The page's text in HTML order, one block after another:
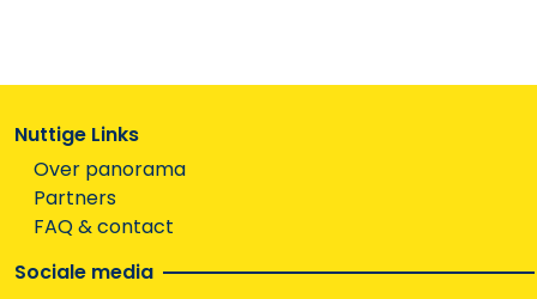
Nuttige Links
Over panorama
Partners
FAQ & contact
Sociale media